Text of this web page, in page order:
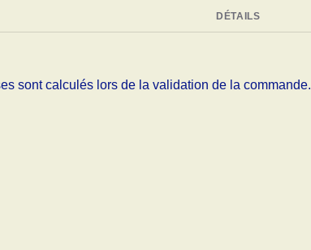
DÉTAILS
sont calculés lors de la validation de la commande.